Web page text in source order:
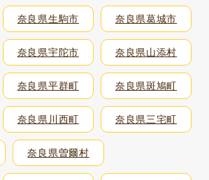
奈良県生駒市 奈良県葛城市
奈良県宇陀市 奈良県山添村
奈良県平群町 奈良県斑鳩町
奈良県川西町 奈良県三宅町
奈良県曽爾村